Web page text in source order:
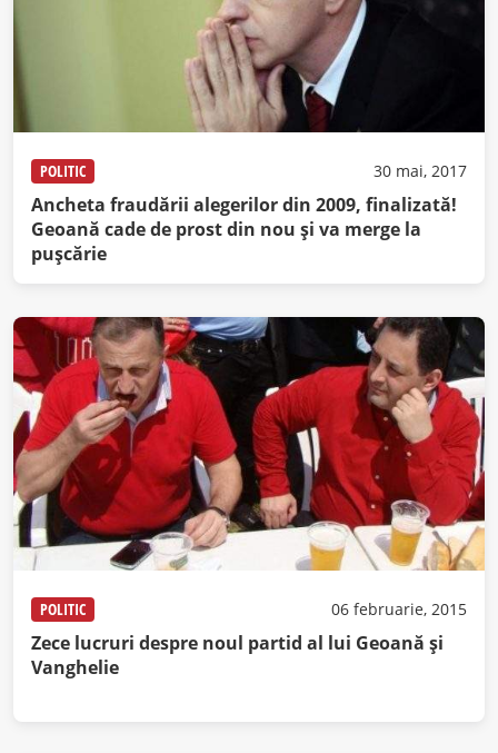
POLITIC 30 mai, 2017
Ancheta fraudării alegerilor din 2009, finalizată!
Geoană cade de prost din nou și va merge la
puşcărie
POLITIC 06 februarie, 2015
Zece lucruri despre noul partid al lui Geoană și
Vanghelie